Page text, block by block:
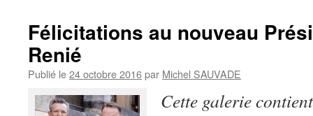
Félicitations au nouveau
Renié
Publié le24 octobre 2016par Michel SAUVADE
Cette galerie